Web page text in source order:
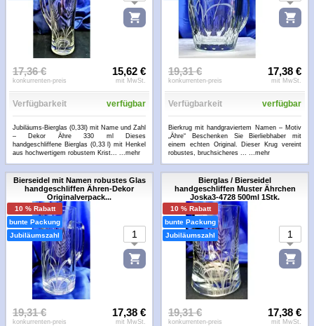
17,36 €
konkurrenten-preis
15,62 €
mit MwSt.
Verfügbarkeit verfügbar
Jubiläums-Bierglas (0,33l) mit Name und Zahl
– Dekor Ähre 330 ml Dieses
handgeschliffene Bierglas (0,33 l) mit Henkel
aus hochwertigem robustem Krist... ...mehr
19,31 €
konkurrenten-preis
17,38 €
mit MwSt.
Verfügbarkeit verfügbar
Bierkrug mit handgraviertem Namen – Motiv
„Ähre“ Beschenken Sie Bierliebhaber mit
einem echten Original. Dieser Krug vereint
robustes, bruchsicheres ... ...mehr
Bierseidel mit Namen robustes Glas
handgeschliffen Ähren-Dekor
Originalverpack...
10 % Rabatt
bunte Packung
Jubiläumszahl
19,31 €
konkurrenten-preis
17,38 €
mit MwSt.
Bierglas / Bierseidel
handgeschliffen Muster Ährchen
Joska3-4728 500ml 1Stk.
10 % Rabatt
bunte Packung
Jubiläumszahl
19,31 €
konkurrenten-preis
17,38 €
mit MwSt.